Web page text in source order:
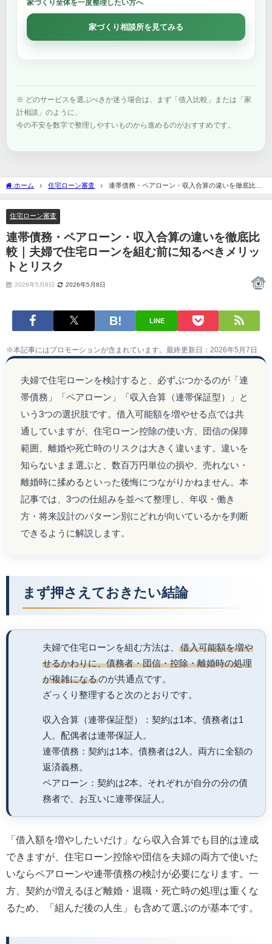
家づくり全体を一度整理したい方へ
家づくり相談所を見てみる
※ どのサービスを選ぶべきか迷う場合は、まず「借入比較」または「家
計相談」のように、
今の不安を数字で整理しやすいものから進めるのがおすすめです。
ホーム 住宅ローン審査
連帯債務・ペアローン・収入合算の違いを徹底比較
｜夫婦で住宅ローンを組む前に知るべきメリットとリスク
住宅ローン審査
連帯債務・ペアローン・収入合算の違いを徹底比
較｜夫婦で住宅ローンを組む前に知るべきメリッ
トとリスク
2026年5月8日 2026年5月8日
LINE
※本記事にはプロモーションが含まれています。最終更新日：2026年5月7日
夫婦で住宅ローンを検討すると、必ずぶつかるのが「連
帯債務」「ペアローン」「収入合算（連帯保証型）」と
いう3つの選択肢です。借入可能額を増やせる点では共
通していますが、住宅ローン控除の使い方、団信の保障
範囲、離婚や死亡時のリスクは大きく違います。違いを
知らないまま選ぶと、数百万円単位の損や、売れない・
離婚時に揉めるといった後悔につながりかねません。本
記事では、3つの仕組みを並べて整理し、年収・働き
方・将来設計のパターン別にどれが向いているかを判断
できるように解説します。
まず押さえておきたい結論
夫婦で住宅ローンを組む方法は、
借入可能額を増や
せるかわりに、債務者・団信・控除・離婚時の処理
が複雑になるのが共通点です。
ざっくり整理すると次のとおりです。
収入合算（連帯保証型）：契約は1本。債務者は1
人。配偶者は連帯保証人。
連帯債務：契約は1本。債務者は2人。両方に全額の
返済義務。
ペアローン：契約は2本。それぞれが自分の分の債
務者で、お互いに連帯保証人。
「借入額を増やしたいだけ」なら収入合算でも目的は達成
できますが、住宅ローン控除や団信を夫婦の両方で使いた
いならペアローンや連帯債務の検討が必要になります。一
方、契約が増えるほど離婚・退職・死亡時の処理は重くな
るため、「組んだ後の人生」も含めて選ぶのが基本です。